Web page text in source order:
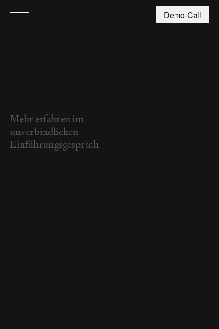
Demo-Call
Mehr erfahren im
unverbindlichen
Einführungsgespräch